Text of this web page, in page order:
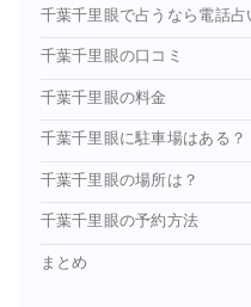
千葉千里眼で占うなら電話占
千葉千里眼の口コミ
千葉千里眼の料金
千葉千里眼に駐車場はある？
千葉千里眼の場所は？
千葉千里眼の予約方法
まとめ